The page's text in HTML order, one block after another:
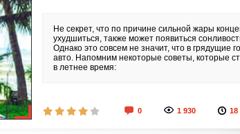
Не секрет, что по причине сильной жары
ухудшиться, также может появиться
Однако это совсем не значит, что в грядущие
авто. Напомним некоторые советы, которые
в летнее время:
0 1 930 18